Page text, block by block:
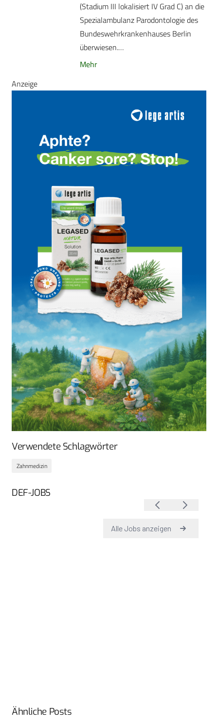
(Stadium III lokalisiert IV Grad C) an die
Spezialambulanz Parodontologie des
Bundeswehrkrankenhauses Berlin
überwiesen.…
Mehr
Anzeige
Verwendete Schlagwörter
Zahnmedizin
DEF-JOBS
Ähnliche Posts